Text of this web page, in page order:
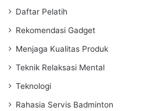
Daftar Pelatih
Rekomendasi Gadget
Menjaga Kualitas Produk
Teknik Relaksasi Mental
Teknologi
Rahasia Servis Badminton